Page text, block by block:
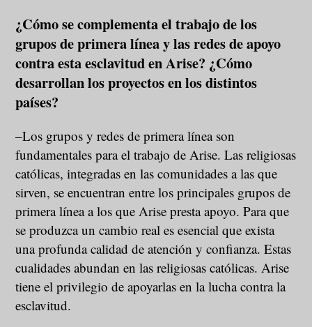
¿Cómo se complementa el trabajo de los
grupos de primera línea y las redes de apoyo
contra esta esclavitud en Arise? ¿Cómo
desarrollan los proyectos en los distintos
países?
–Los grupos y redes de primera línea son
fundamentales para el trabajo de Arise. Las religiosas
católicas, integradas en las comunidades a las que
sirven, se encuentran entre los principales grupos de
primera línea a los que Arise presta apoyo. Para que
se produzca un cambio real es esencial que exista
una profunda calidad de atención y confianza. Estas
cualidades abundan en las religiosas católicas. Arise
tiene el privilegio de apoyarlas en la lucha contra la
esclavitud.